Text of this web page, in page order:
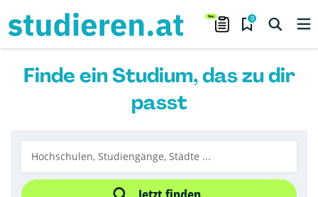
0
Finde ein Studium, das zu dir
passt